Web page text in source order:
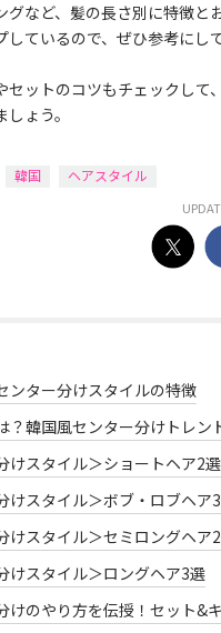
グなど、髪の長さ別に特徴と
しているので、ぜひ参考にし
セットのコツもチェックして
ょう。
韓国 ヘアスタイル
ンター分けスタイルの特徴
？韓国風センター分けトレン
けスタイル＞ショートヘア2選
けスタイル＞ボブ・ロブヘア
けスタイル＞セミロングヘア
けスタイル＞ロングヘア3選
けのやり方を伝授！セット&